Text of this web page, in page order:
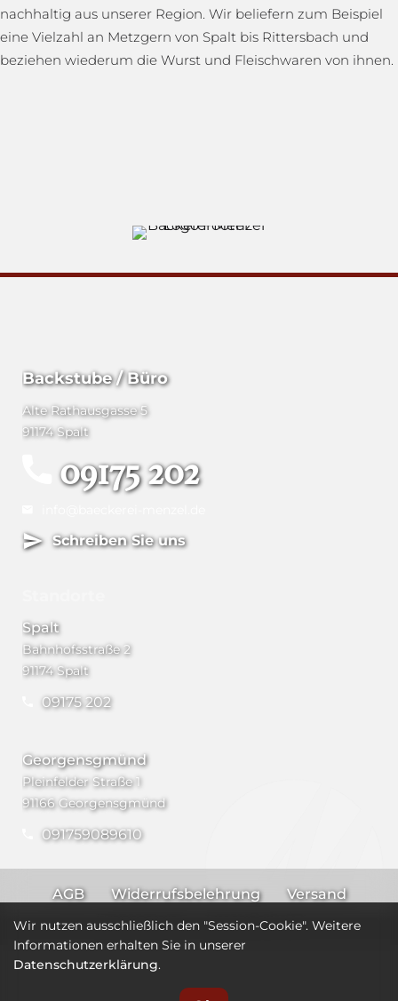
nachhaltig aus unserer Region. Wir beliefern zum Beispiel
eine Vielzahl an Metzgern von Spalt bis Rittersbach und
beziehen wiederum die Wurst und Fleischwaren von ihnen.
Backstube / Büro
Alte Rathausgasse 5
91174 Spalt
09175 202
Schreiben Sie uns
Spalt
Bahnhofsstraße 2
91174 Spalt
09175 202
Georgensgmünd
Pleinfelder Straße 1
91166 Georgensgmünd
091759089610
AGB Widerrufsbelehrung
Versand
Impressum
Datenschutz
Wir nutzen ausschließlich den "Session-Cookie". Weitere
Informationen erhalten Sie in unserer
Datenschutzerklärung.